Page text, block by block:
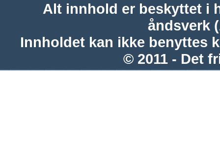
Alt innhold er beskyttet i
åndsverk
Innholdet kan ikke benyttes
© 2011 - Det